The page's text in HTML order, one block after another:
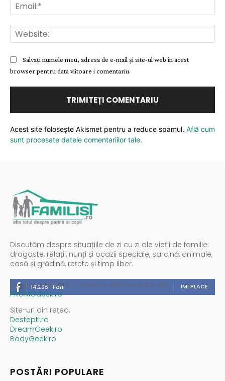
Salvați numele meu, adresa de e-mail și site-ul web în acest
browser pentru data viitoare i comentariu.
Acest site folosește Akismet pentru a reduce spamul. Află cum
sunt procesate datele comentariilor tale.
Discutăm despre situațiile de zi cu zi ale vieții de familie:
dragoste, relații, nunți și ocazii speciale, sarcină, animale,
casă și grădină, rețete și timp liber.
14,235 Fani ÎMI PLACE
Spații publicitare / reclamă administrată de
PROMOdesk.ro
Site-uri din rețea:
Destepti.ro
DreamGeek.ro
BodyGeek.ro
POSTĂRI POPULARE